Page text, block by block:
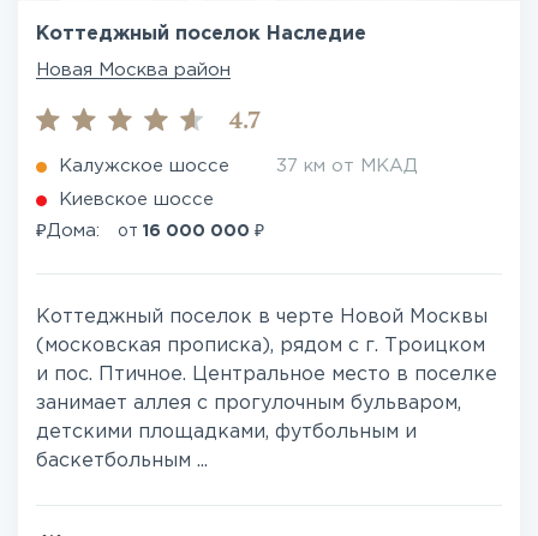
Коттеджный поселок Наследие
Новая Москва район
4.7
Калужское шоссе 37 км от МКАД
Киевское шоссе
₽Дома: от 16 000 000 ₽
Коттеджный поселок в черте Новой Москвы
(московская прописка), рядом с г. Троицком
и пос. Птичное. Центральное место в поселке
занимает аллея с прогулочным бульваром,
детскими площадками, футбольным и
баскетбольным ...